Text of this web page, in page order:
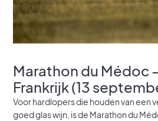
Marathon du Médoc
Frankrijk (13
Voor hardlopers die houden van een
goed glas wijn, is de Marathon du